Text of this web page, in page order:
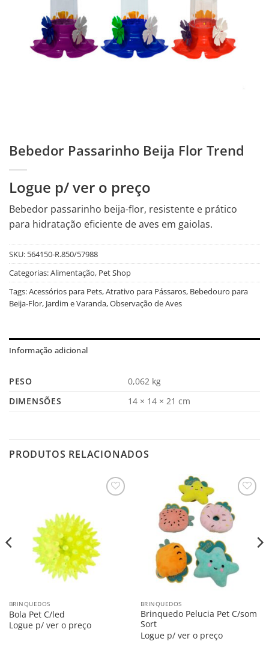
Bebedor Passarinho Beija Flor Trend
Logue p/ ver o preço
Bebedor passarinho beija-flor, resistente e prático
para hidratação eficiente de aves em gaiolas.
SKU: 564150-R.850/57988
Categorias:Alimentação, Pet Shop
Tags:Acessórios para Pets,Atrativo para Pássaros, Bebedouro para
Beija-Flor, Jardim e Varanda,Observação de Aves
Informação adicional
PESO
0,062 kg
DIMENSÕES
14 × 14 × 21 cm
PRODUTOS RELACIONADOS
BRINQUEDOS
Bola Pet C/led
Logue p/ ver o preço
BRINQUEDOS
Brinquedo Pelucia Pet C/som
Sort
Logue p/ ver o preço